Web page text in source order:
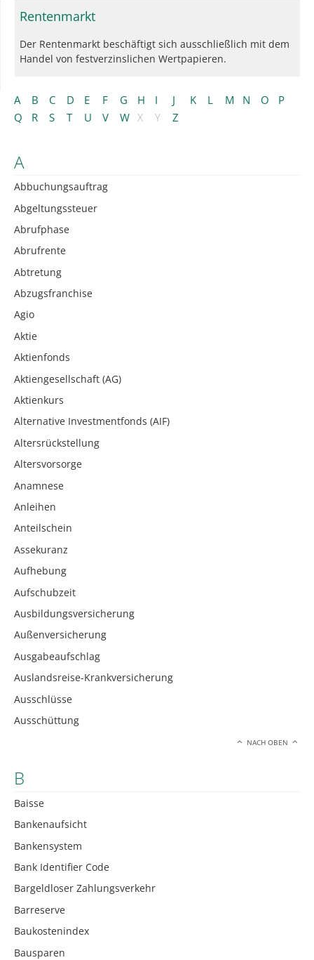
A B C D E F G H I J K L M N O
P
Q
R S T U V W X Y Z
A
Abbuchungsauftrag
Abgeltungssteuer
Abrufphase
Abrufrente
Abtretung
Abzugsfranchise
Agio
Aktie
Aktienfonds
Aktiengesellschaft (AG)
Aktienkurs
Alternative Investmentfonds (AIF)
Altersrückstellung
Altersvorsorge
Anamnese
Anleihen
Anteilschein
Assekuranz
Aufhebung
Aufschubzeit
Ausbildungsversicherung
Außenversicherung
Ausgabeaufschlag
Auslandsreise-Krankversicherung
Ausschlüsse
Ausschüttung
NACH OBEN
B
Baisse
Bankenaufsicht
Bankensystem
Bank Identifier Code
Bargeldloser Zahlungsverkehr
Barreserve
Baukostenindex
Bausparen
Rentenmarkt
Der Rentenmarkt beschäftigt sich ausschließlich mit dem
Handel von festverzinslichen Wertpapieren.